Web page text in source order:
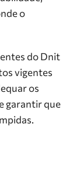
o
do Dnit
vigentes
os
garantir que